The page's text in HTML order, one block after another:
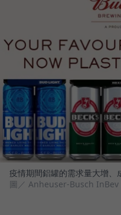
疫情期間鋁罐的需求量大增、
圖／ Anheuser-Busch InBev